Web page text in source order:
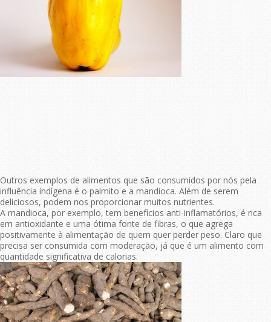
Outros exemplos de alimentos que são consumidos por nós pela
influência indígena é o palmito e a mandioca. Além de serem
deliciosos, podem nos proporcionar muitos nutrientes.
A mandioca, por exemplo, tem benefícios anti-inflamatórios, é rica
em antioxidante e uma ótima fonte de fibras, o que agrega
positivamente à alimentação de quem quer perder peso. Claro que
precisa ser consumida com moderação, já que é um alimento com
quantidade significativa de calorias.